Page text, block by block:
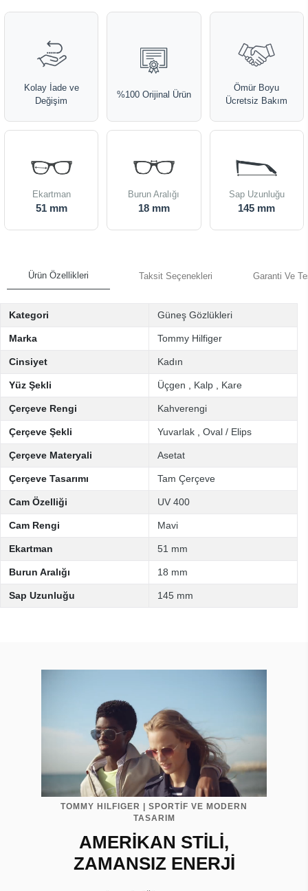
Kolay İade ve
Değişim
%100 Orijinal Ürün
Ömür Boyu
Ücretsiz Bakım
Ekartman
51 mm
Burun Aralığı
18 mm
Sap Uzunluğu
145 mm
Ürün Özellikleri Taksit Seçenekleri Garanti Ve
Kategori Güneş Gözlükleri
Marka Tommy Hilfiger
Cinsiyet Kadın
Yüz Şekli Üçgen Kalp Kare
Çerçeve Rengi Kahverengi
Çerçeve Şekli Yuvarlak Oval / Elips
Çerçeve Materyali Asetat
Çerçeve Tasarımı Tam Çerçeve
Cam Özelliği UV 400
Cam Rengi Mavi
Ekartman 51 mm
Burun Aralığı 18 mm
Sap Uzunluğu 145 mm
TOMMY HILFIGER | SPORTİF VE MODERN
TASARIM
AMERİKAN STİLİ,
ZAMANSIZ ENERJİ